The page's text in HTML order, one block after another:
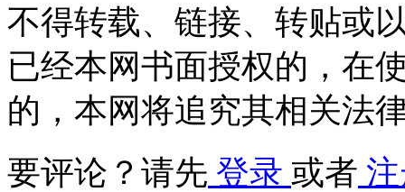
不得转载、链接、转贴或
已经本网书面授权的，在
的，本网将追究其相关法
要评论？请先 登录 或者